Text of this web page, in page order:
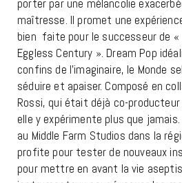
porter par une mélancolie
maîtresse. Il promet une
bien faite pour le successeur de
Eggless Century ». Dream Pop
confins de l’imaginaire, le Monde
séduire et apaiser. Composé en
Rossi, qui était déjà co-
elle y expérimente plus que
au Middle Farm Studios dans la
profite pour tester de nouveaux
pour mettre en avant la vie